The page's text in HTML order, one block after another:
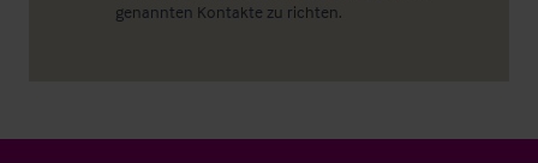
genannten Kontakte zu richten.